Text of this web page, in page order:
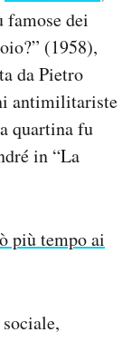
famose dei
(1958),
da Pietro
antimilitariste
quartina fu
in “La
più tempo ai